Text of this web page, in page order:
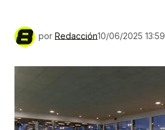
por Redacción10/06/2025 13:59